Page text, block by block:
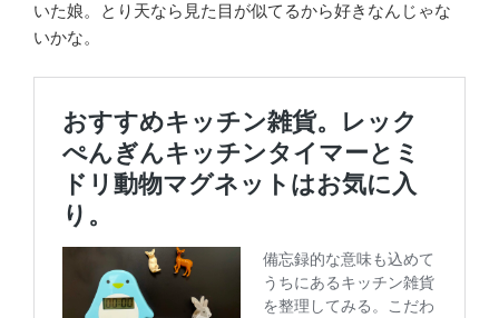
いた娘。とり天なら見た目が似てるから好きなんじゃな
いかな。